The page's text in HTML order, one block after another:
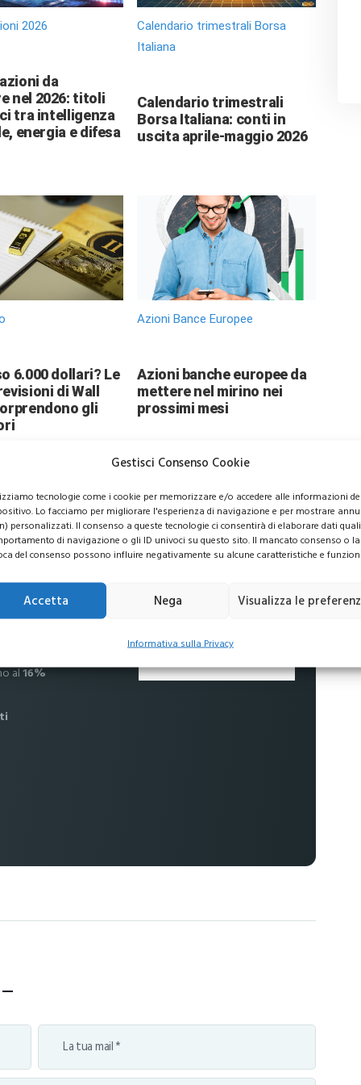
Gestisci Consenso Cookie
tecnologie come i cookie per memorizzare e/o accedere alle informazioni
Lo facciamo per migliorare l'esperienza di navigazione e per mostrare
personalizzati. Il consenso a queste tecnologie ci consentirà di elaborare dati
di navigazione o gli ID univoci su questo sito. Il mancato consenso o la
del consenso possono influire negativamente su alcune caratteristiche e
Accetta Nega Visualizza le
Informativa sulla Privacy
2026
da
nel 2026: titoli
tra intelligenza
energia e difesa
Calendario trimestrali Borsa
Italiana
Calendario trimestrali
Borsa Italiana: conti in
uscita aprile-maggio 2026
6.000 dollari? Le
di Wall
gli
Azioni Bance Europee
Azioni banche europee da
mettere nel mirino nei
prossimi mesi
per i tuoi investimenti
al16%